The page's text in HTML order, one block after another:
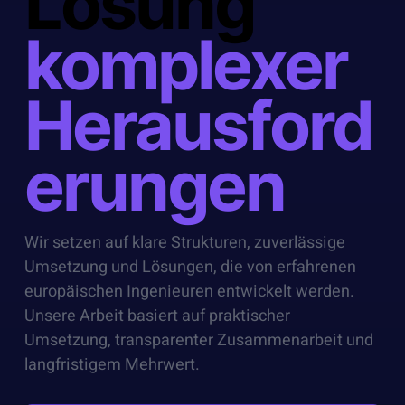
komplexer
Herausford
erungen
Wir setzen auf klare Strukturen, zuverlässige
Umsetzung und Lösungen, die von erfahrenen
europäischen Ingenieuren entwickelt werden.
Unsere Arbeit basiert auf praktischer
Umsetzung, transparenter Zusammenarbeit und
langfristigem Mehrwert.